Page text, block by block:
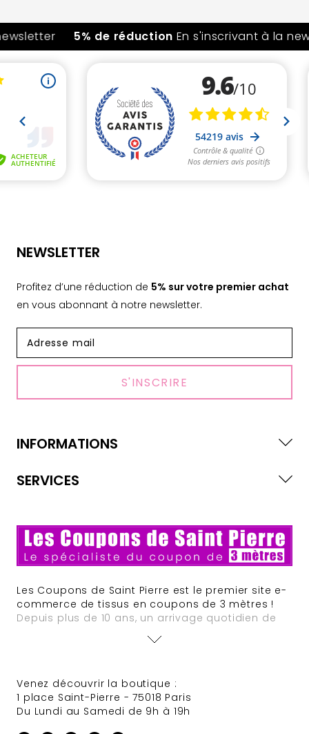
5% de réductionEn s'inscrivant à la
Les Coupons de Saint Pierre est le premier site e-
commerce de tissus en coupons de 3 mètres !
Depuis plus de 10 ans, un arrivage quotidien de
toute concurrence animent régulièrement le site
leur apparition.
Venez découvrir la boutique :
1 place Saint-Pierre - 75018 Paris
Du Lundi au Samedi de 9h à 19h
INFORMATIONS
SERVICES
NEWSLETTER
Profitez d’une réduction de 5% sur votre premier achat
en vous abonnant à notre newsletter.
S'INSCRIRE